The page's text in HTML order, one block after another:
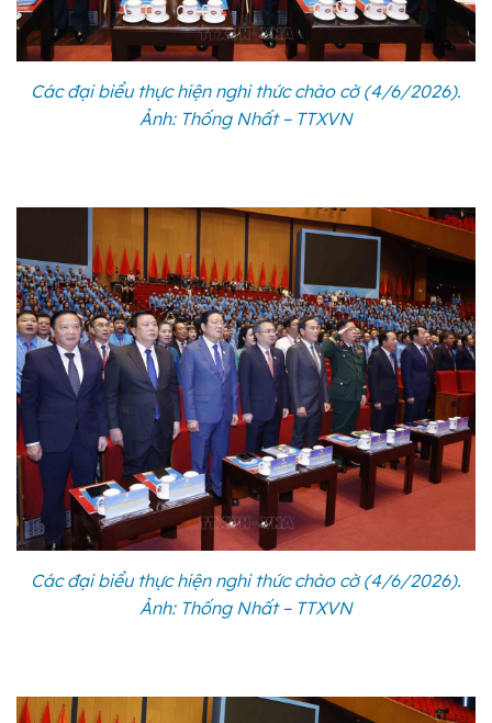
Các đại biểu thực hiện nghi thức chào cờ (4/6/2026).
Ảnh: Thống Nhất – TTXVN
Các đại biểu thực hiện nghi thức chào cờ (4/6/2026).
Ảnh: Thống Nhất – TTXVN